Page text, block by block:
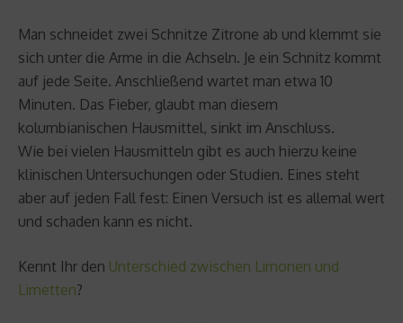
Man schneidet zwei Schnitze Zitrone ab und klemmt sie
sich unter die Arme in die Achseln. Je ein Schnitz kommt
auf jede Seite. Anschließend wartet man etwa 10
Minuten. Das Fieber, glaubt man diesem
kolumbianischen Hausmittel, sinkt im Anschluss.
Wie bei vielen Hausmitteln gibt es auch hierzu keine
klinischen Untersuchungen oder Studien. Eines steht
aber auf jeden Fall fest: Einen Versuch ist es allemal wert
und schaden kann es nicht.
Kennt Ihr den Unterschied zwischen Limonen und
Limetten?